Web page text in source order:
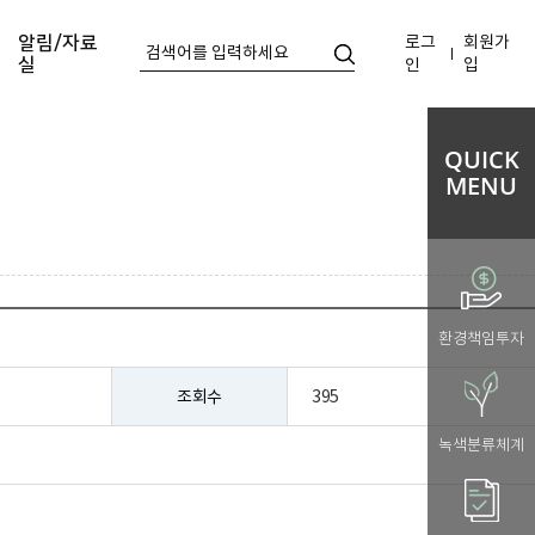
알림/자료
실
로그
인
회원가
입
조회수 395
QUICK
MENU
환경책임투자
녹색분류체계